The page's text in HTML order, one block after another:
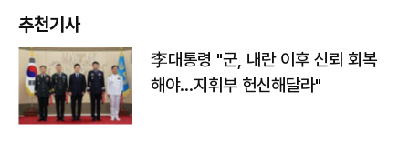
추천기사
李대통령 "군, 내란 이후 신뢰 회복
해야…지휘부 헌신해달라"